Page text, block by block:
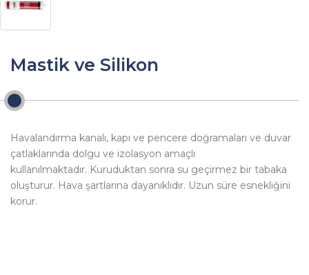
Mastik ve Silikon
Havalandırma kanalı, kapı ve pencere doğramaları ve duvar
çatlaklarında dolgu ve izolasyon amaçlı
kullanılmaktadır. Kuruduktan sonra su geçirmez bir tabaka
oluşturur. Hava şartlarına dayanıklıdır. Uzun süre esnekliğini
korur.